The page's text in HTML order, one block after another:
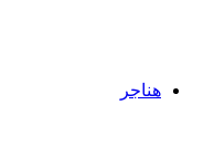
هناجر